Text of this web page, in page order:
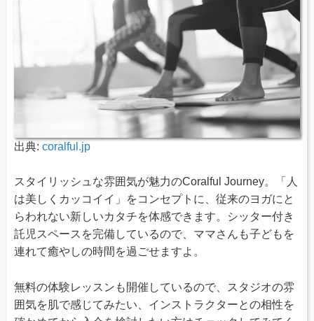
出典: coralful.jp
スタイリッシュな雰囲気が魅力のCoralful Journey。「人
は美しくカッコイイ」をコンセプトに、従来のヨガにと
らわれない新しいカタチを体感できます。シッター付き
託児スペースを完備しているので、ママさんも子どもを
連れて癒やしの時間を過ごせますよ。
無料の体験レッスンも開催しているので、スタジオの雰
囲気を肌で感じてみたい、インストラクターとの相性を